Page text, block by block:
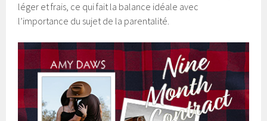
léger et frais, ce qui fait la balance idéale avec
l’importance du sujet de la parentalité.